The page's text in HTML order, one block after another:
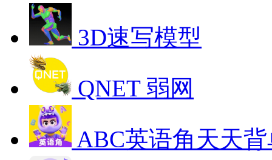
3D速写模型
QNET 弱网
ABC英语角天天